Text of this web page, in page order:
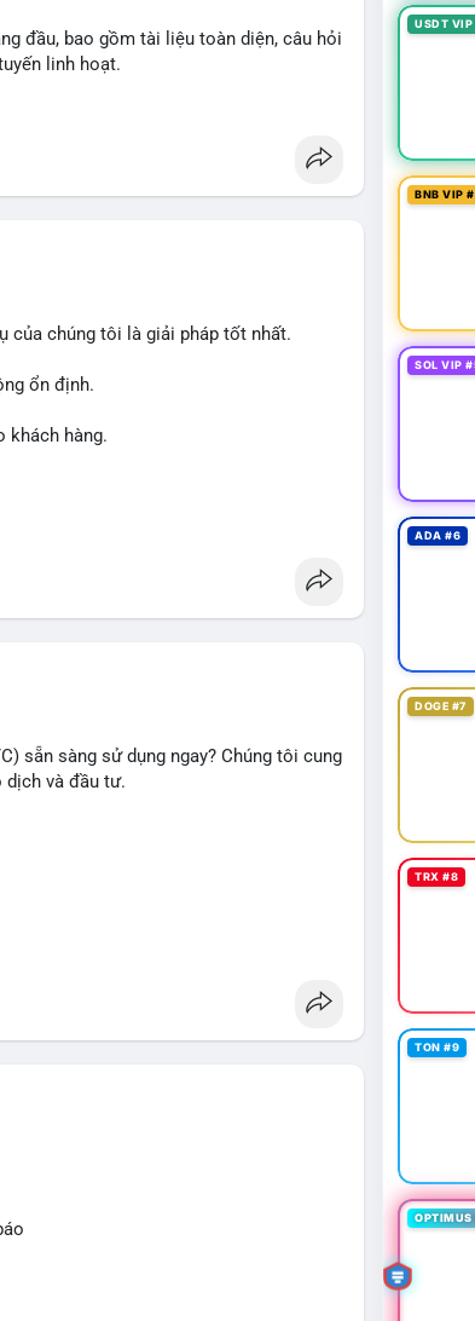
đầu, bao gồm tài liệu toàn diện, câu hỏi
linh hoạt.
bước vào kỳ thi CAMS với sự chuẩn bị
rộng cơ hội nghề nghiệp trong lĩnh vực
của chúng tôi là giải pháp tốt nhất.
ổn định.
khách hàng.
dịch của bạn!
sẵn sàng sử dụng ngay? Chúng tôi cung
dịch và đầu tư.
USDT
BNB VIP
SOL VIP
ADA #6
DOGE #7
TRX #8
TON #9
OPTIMUS